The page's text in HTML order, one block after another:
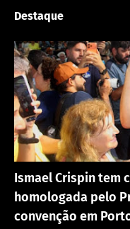
Destaque
Ismael Crispin tem
homologada pelo
convenção em